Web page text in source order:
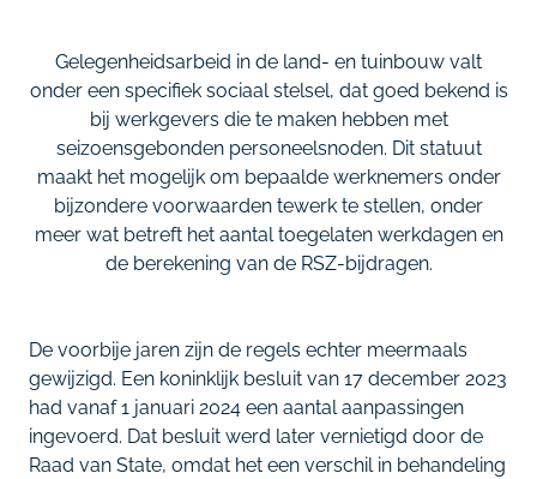
Gelegenheidsarbeid in de land- en tuinbouw valt
onder een specifiek sociaal stelsel, dat goed bekend is
bij werkgevers die te maken hebben met
seizoensgebonden personeelsnoden. Dit statuut
maakt het mogelijk om bepaalde werknemers onder
bijzondere voorwaarden tewerk te stellen, onder
meer wat betreft het aantal toegelaten werkdagen en
de berekening van de RSZ-bijdragen.
De voorbije jaren zijn de regels echter meermaals
gewijzigd. Een koninklijk besluit van 17 december 2023
had vanaf 1 januari 2024 een aantal aanpassingen
ingevoerd. Dat besluit werd later vernietigd door de
Raad van State, omdat het een verschil in behandeling